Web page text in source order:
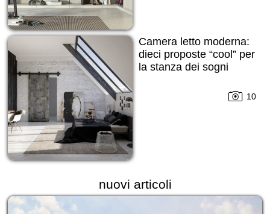
Camera letto moderna:
dieci proposte “cool” per
la stanza dei sogni
10
nuovi articoli